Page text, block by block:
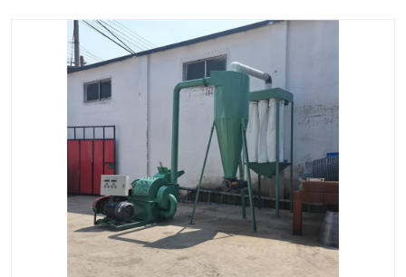
木材粉碎机 锤片粉碎机
冷却机
颗粒冷却机 颗粒燃烧机
滚筒筛 滚筒筛分机
锯末滚筒筛